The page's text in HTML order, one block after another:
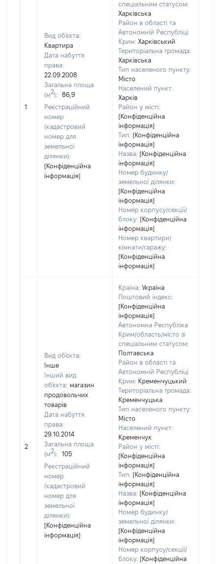
1
Вид об'єкта:
Квартира
Дата набуття
права:
22.09.2008
Загальна площа
(м2):
86,9
Реєстраційний
номер
(кадастровий
номер для
земельної
ділянки):
[Конфіденційна
інформація]
спеціальним статусом:
Харківська
Район в області та
Автономній Республіці
Крим: Харківський
Територіальна громада:
Харківська
Тип населеного пункту:
Місто
Населений пункт:
Харків
Район у місті:
[Конфіденційна
інформація]
Тип: [Конфіденційна
інформація]
Назва: [Конфіденційна
інформація]
Номер будинку/
земельної ділянки:
[Конфіденційна
інформація]
Номер корпусу/секції/
блоку: [Конфіденційна
інформація]
Номер квартири/
кімнати/гаражу:
[Конфіденційна
інформація]
2
Вид об'єкта:
Інше
Інший вид
об'єкта: магазин
продовольчих
товарів
Дата набуття
права:
29.10.2014
Загальна площа
(м2):
105
Реєстраційний
номер
(кадастровий
номер для
земельної
ділянки):
[Конфіденційна
інформація]
Країна: Україна
Поштовий індекс:
[Конфіденційна
інформація]
Автономна Республіка
Крим/область/місто зі
спеціальним статусом:
Полтавська
Район в області та
Автономній Республіці
Крим: Кременчуцький
Територіальна громада:
Кременчуцька
Тип населеного пункту:
Місто
Населений пункт:
Кременчук
Район у місті:
[Конфіденційна
інформація]
Тип: [Конфіденційна
інформація]
Назва: [Конфіденційна
інформація]
Номер будинку/
земельної ділянки:
[Конфіденційна
інформація]
Номер корпусу/секції/
блоку: [Конфіденційна